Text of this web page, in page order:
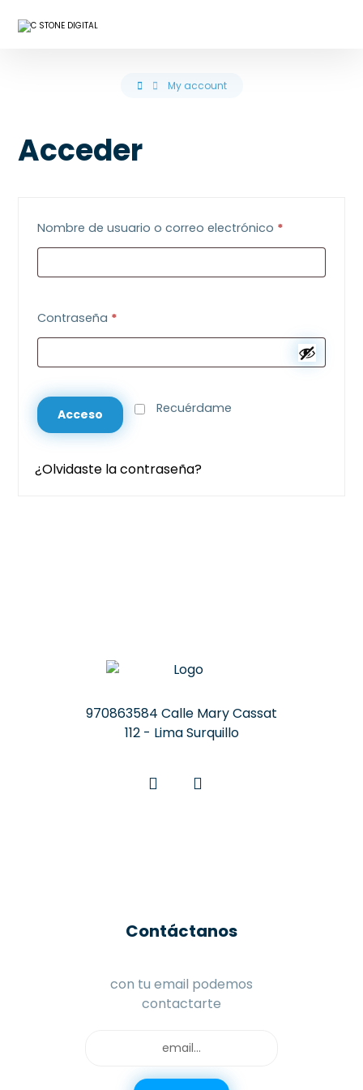
My account
Acceder
Nombre de usuario o correo electrónico *
Contraseña *
Recuérdame
Acceso
¿Olvidaste la contraseña?
970863584 Calle Mary Cassat
112 - Lima Surquillo
Contáctanos
con tu email podemos
contactarte